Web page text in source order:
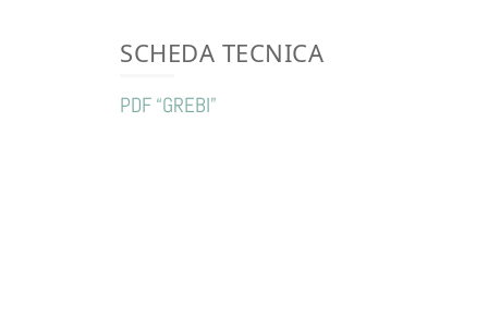
SCHEDA TECNICA
PDF “GREBI”